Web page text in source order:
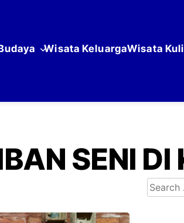
Wisata KeluargaWisata
SENI DI
Search